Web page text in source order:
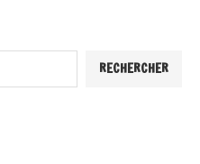
RECHERCHER